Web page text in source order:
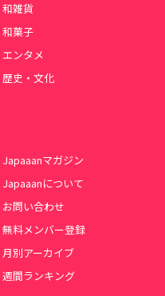
和雑貨
和菓子
エンタメ
歴史・文化
Japaaanマガジン
Japaaanについて
お問い合わせ
無料メンバー登録
月別アーカイブ
週間ランキング